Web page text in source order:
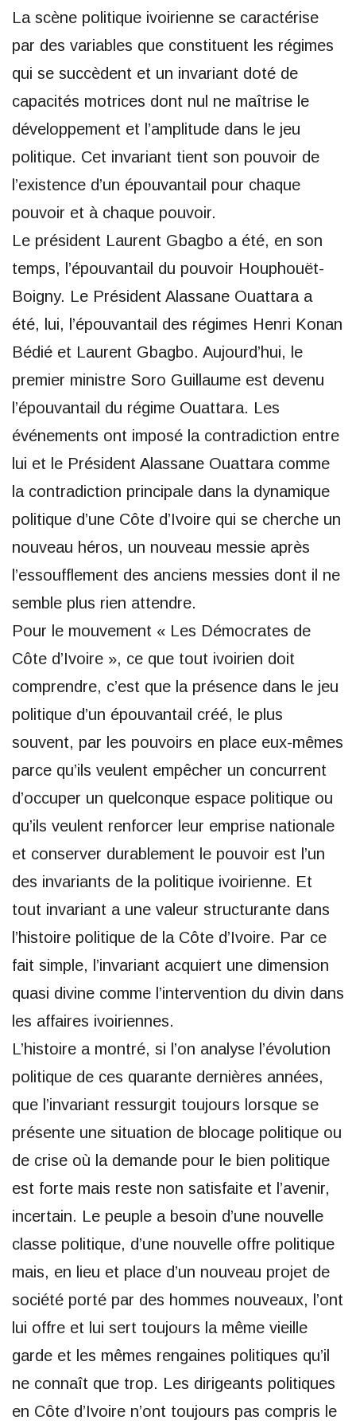
La scène politique ivoirienne se caractérise
par des variables que constituent les régimes
qui se succèdent et un invariant doté de
capacités motrices dont nul ne maîtrise le
développement et l’amplitude dans le jeu
politique. Cet invariant tient son pouvoir de
l’existence d’un épouvantail pour chaque
pouvoir et à chaque pouvoir.
Le président Laurent Gbagbo a été, en son
temps, l’épouvantail du pouvoir Houphouët-
Boigny. Le Président Alassane Ouattara a
été, lui, l’épouvantail des régimes Henri Konan
Bédié et Laurent Gbagbo. Aujourd’hui, le
premier ministre Soro Guillaume est devenu
l’épouvantail du régime Ouattara. Les
événements ont imposé la contradiction entre
lui et le Président Alassane Ouattara comme
la contradiction principale dans la dynamique
politique d’une Côte d’Ivoire qui se cherche un
nouveau héros, un nouveau messie après
l’essoufflement des anciens messies dont il ne
semble plus rien attendre.
Pour le mouvement « Les Démocrates de
Côte d’Ivoire », ce que tout ivoirien doit
comprendre, c’est que la présence dans le jeu
politique d’un épouvantail créé, le plus
souvent, par les pouvoirs en place eux-mêmes
parce qu’ils veulent empêcher un concurrent
d’occuper un quelconque espace politique ou
qu’ils veulent renforcer leur emprise nationale
et conserver durablement le pouvoir est l’un
des invariants de la politique ivoirienne. Et
tout invariant a une valeur structurante dans
l’histoire politique de la Côte d’Ivoire. Par ce
fait simple, l’invariant acquiert une dimension
quasi divine comme l’intervention du divin dans
les affaires ivoiriennes.
L’histoire a montré, si l’on analyse l’évolution
politique de ces quarante dernières années,
que l’invariant ressurgit toujours lorsque se
présente une situation de blocage politique ou
de crise où la demande pour le bien politique
est forte mais reste non satisfaite et l’avenir,
incertain. Le peuple a besoin d’une nouvelle
classe politique, d’une nouvelle offre politique
mais, en lieu et place d’un nouveau projet de
société porté par des hommes nouveaux, l’ont
lui offre et lui sert toujours la même vieille
garde et les mêmes rengaines politiques qu’il
ne connaît que trop. Les dirigeants politiques
en Côte d’Ivoire n’ont toujours pas compris le